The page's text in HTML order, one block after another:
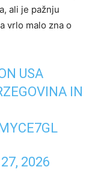
ali je pažnju
vrlo malo zna o
USA
IN
2026